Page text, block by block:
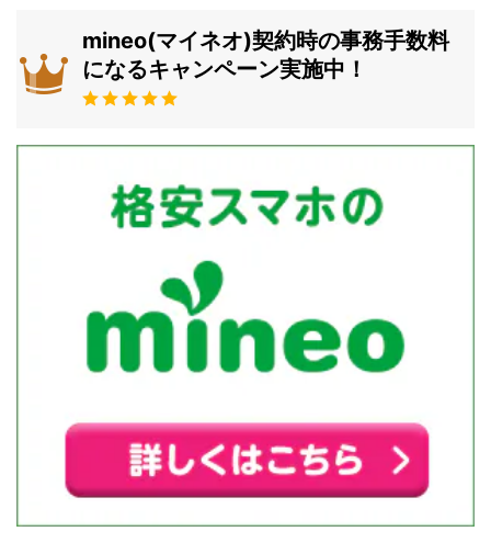
mineo(マイネオ)契約時の事務手数料
になるキャンペーン実施中！